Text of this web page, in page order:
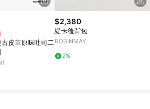
皮革原味吐司二
$2,380
緹卡後背包
ROBINMAY
2%